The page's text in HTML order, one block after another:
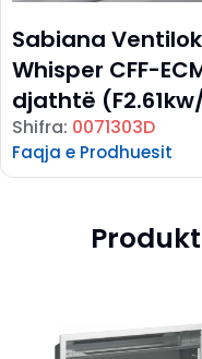
Sabiana
Whisper CFF-
djathtë
Shifra: 0071303D
Faqja e Prodhuesit